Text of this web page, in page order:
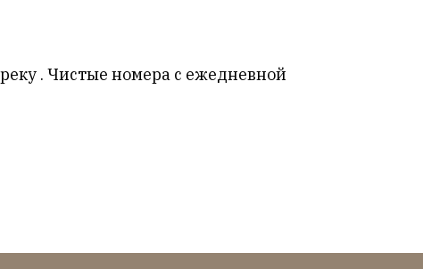
. Чистые номера с ежедневной